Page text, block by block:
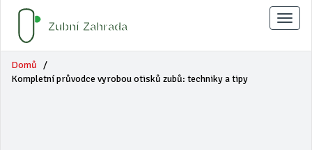
Domů
Kompletní průvodce vyrobou otisků zubů: techniky a tipy